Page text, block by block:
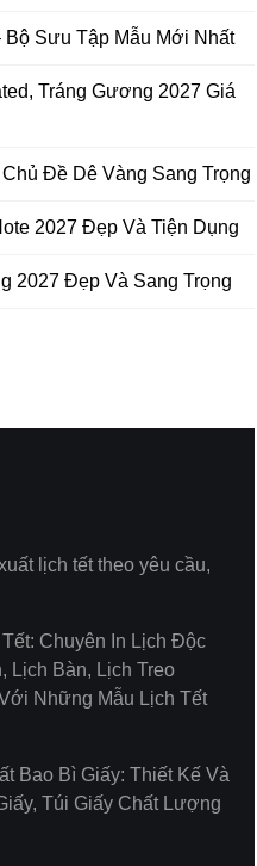
Sưu Tập Mẫu Mới Nhất
Tráng Gương 2027 Giá
Đề Dê Vàng Sang Trọng
2027 Đẹp Và Tiện Dụng
2027 Đẹp Và Sang Trọng
lịch tết theo yêu cầu,
Chuyên In Lịch Độc
Lịch Bàn, Lịch Treo
Những Mẫu Lịch Tết
Bao Bì Giấy: Thiết Kế Và
Túi Giấy Chất Lượng